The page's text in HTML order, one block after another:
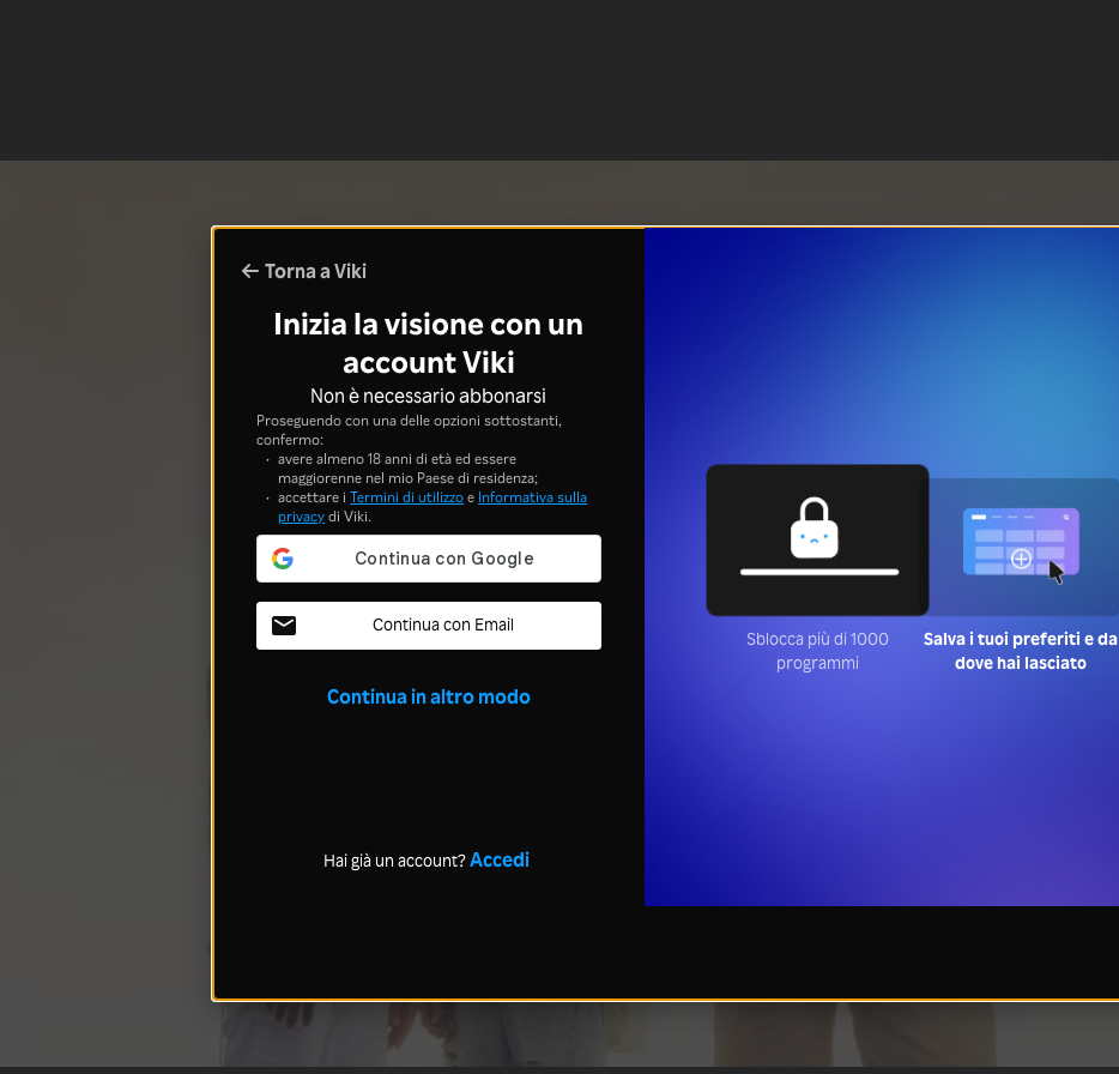
Torna a Viki
Inizia la visione con un
account Viki
Non è necessario abbonarsi
Proseguendo con una delle opzioni sottostanti,
confermo:
avere almeno 18 anni di età ed essere
maggiorenne nel mio Paese di residenza;
accettare iTermini di utilizzoe Informativa sulla
privacydi Viki.
Continua con Email
Continua in altro modo
Hai già un account?Accedi
Sblocca più di 1000
programmi
Salva i tuoi preferiti e da
dove hai lasciato